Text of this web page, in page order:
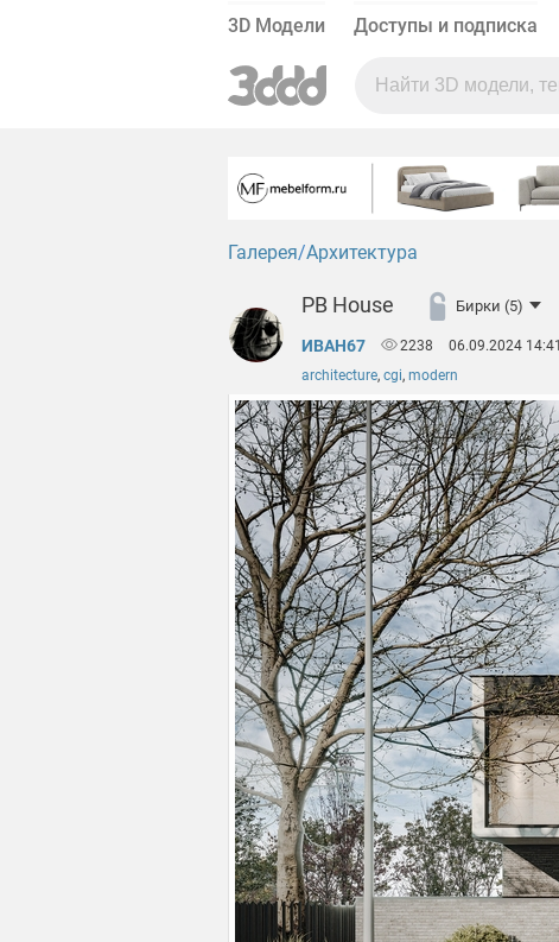
3D Модели Доступы и подписка
Галерея Архитектура
PB House Бирки (5)
ИВАН67 2238
06.09.2024 14:41
architecture, cgi, modern